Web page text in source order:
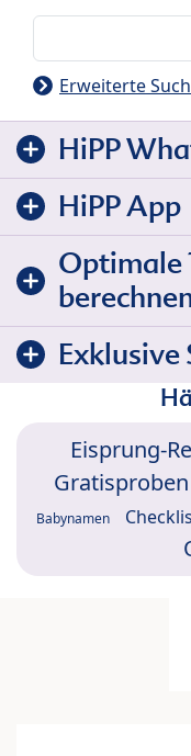
Erweiterte
HiPP
HiPP App
Optimale
Exklusive
Eisprung-
Gratisproben
Babynamen